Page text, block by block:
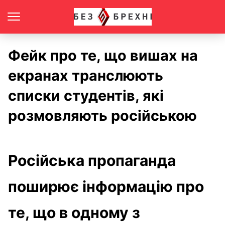
Фейк про те, що вишах на
екранах транслюють
списки студентів, які
розмовляють російською
Російська пропаганда
поширює інформацію про
те, що в одному з